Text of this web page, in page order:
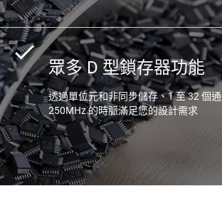
眾多 D 型鎖存器功能
透過單位元和非同步儲存、1 至 32 個
250MHz 的時脈滿足您的設計需求